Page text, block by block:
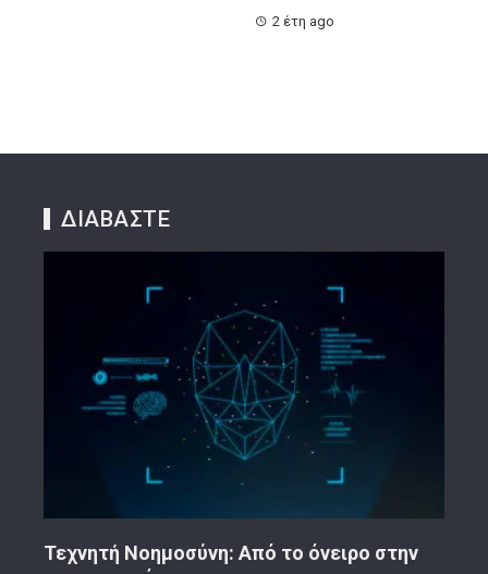
2 έτη ago
ΔΙΑΒΑΣΤΕ
Κορινθιακό Επιχειρείν – Ανακοίνωση